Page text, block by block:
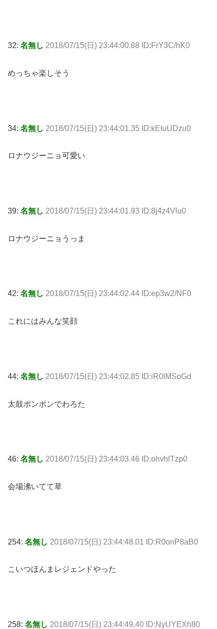
32: 名無し 2018/07/15(日) 23:44:00.88 ID:FrY3C/hK0
めっちゃ楽しそう
34: 名無し 2018/07/15(日) 23:44:01.35 ID:kEIuUDzu0
ロナウジーニョ可愛い
39: 名無し 2018/07/15(日) 23:44:01.93 ID:8j4z4Vlu0
ロナウジーニョうっま
42: 名無し 2018/07/15(日) 23:44:02.44 ID:ep3w2/NF0
これにはみんな笑顔
44: 名無し 2018/07/15(日) 23:44:02.85 ID:iR0lMSoGd
太鼓ポンポンでわろた
46: 名無し 2018/07/15(日) 23:44:03.46 ID:ohvhlTzp0
会場沸いてて草
254: 名無し 2018/07/15(日) 23:44:48.01 ID:R0onP8aB0
こいつほんまレジェンドやった
258: 名無し 2018/07/15(日) 23:44:49.40 ID:NyUYEXh80